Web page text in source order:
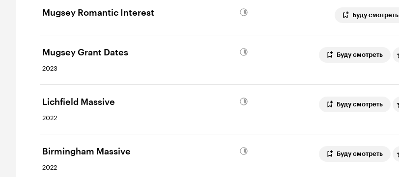
Mugsey Romantic Interest Буду смотреть
Mugsey Grant Dates
2023
Буду смотреть
Lichfield Massive
2022
Буду смотреть
Birmingham Massive
2022
Буду смотреть